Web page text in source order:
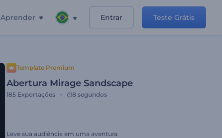
Aprender Entrar Teste Grátis
Template Premium
Abertura Mirage Sandscape
185 Exportações 8 segundos
Leve sua audiência em uma aventura